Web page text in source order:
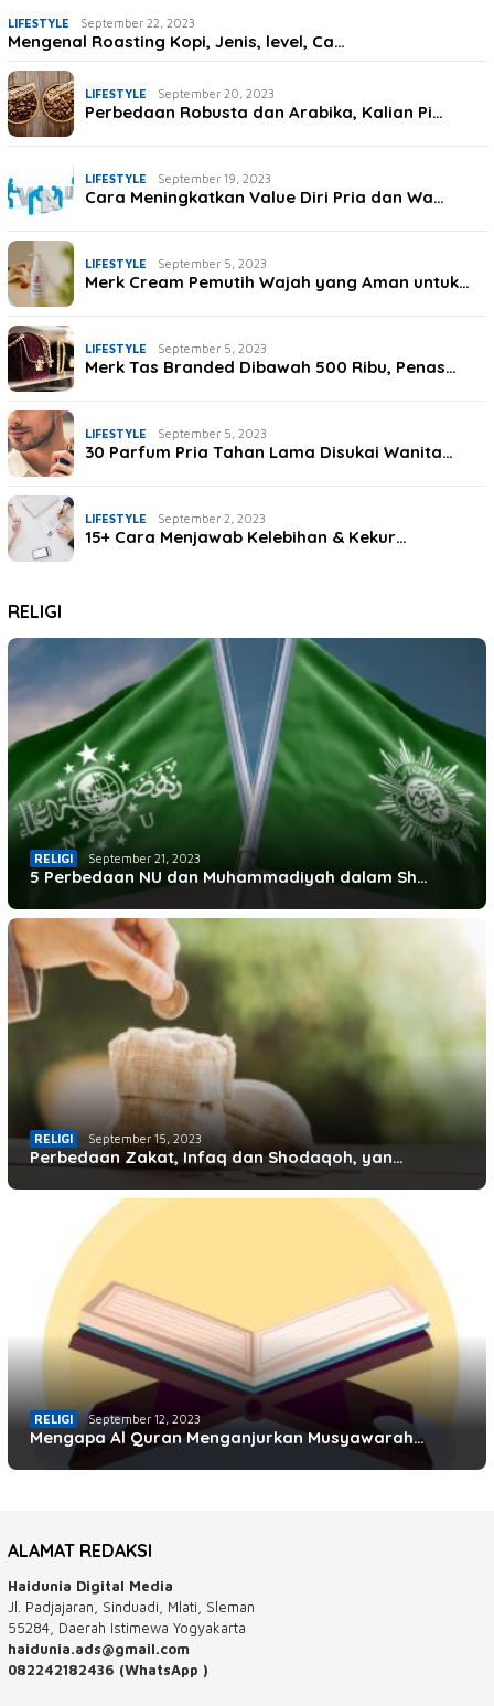
LIFESTYLE September 22, 2023
Mengenal Roasting Kopi, Jenis, level, Ca…
LIFESTYLE September 20, 2023
Perbedaan Robusta dan Arabika, Kalian Pi…
LIFESTYLE September 19, 2023
Cara Meningkatkan Value Diri Pria dan Wa…
LIFESTYLE September 5, 2023
Merk Cream Pemutih Wajah yang Aman untuk…
LIFESTYLE September 5, 2023
Merk Tas Branded Dibawah 500 Ribu, Penas…
LIFESTYLE September 5, 2023
30 Parfum Pria Tahan Lama Disukai Wanita…
LIFESTYLE September 2, 2023
15+ Cara Menjawab Kelebihan & Kekur…
RELIGI
RELIGI September 21, 2023
5 Perbedaan NU dan Muhammadiyah dalam Sh…
RELIGI September 15, 2023
Perbedaan Zakat, Infaq dan Shodaqoh, yan…
RELIGI September 12, 2023
Mengapa Al Quran Menganjurkan Musyawarah…
ALAMAT REDAKSI
Haidunia Digital Media
Jl. Padjajaran, Sinduadi, Mlati, Sleman
55284, Daerah Istimewa Yogyakarta
haidunia.ads@gmail.com
082242182436 (WhatsApp )